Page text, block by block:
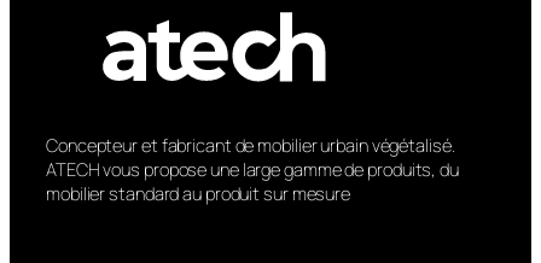
intempéries et à un usage
intensif.
d’usage quotidien :
Corbeilles, cendriers, poubelles
Concepteur et fabricant de mobilier urbain végétalisé.
ATECH vous propose une large gamme de produits, du
mobilier standard au produit sur mesure